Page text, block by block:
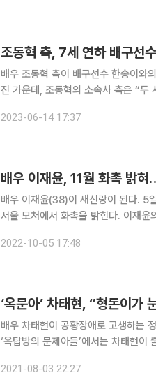
조동혁 측, 7세 연하 배구선
배우 조동혁 측이 배구선수 한송이와의 결별을 인정했다. 14일 조
진 가운데, 조동혁의 소속사 측은 “두 사람이 결
동혁과 한송이는 지난 2016년 방송
2023-06-14 17:37
배우 이재윤, 11월 화촉 밝
배우 이재윤(38)이 새신랑이 된다. 5일 이재윤이 결혼한다는 소식이 전해졌다. 이재윤은 오는 11월
서울 모처에서 화촉을 밝힌다. 이재윤의 예비신부는 비연예인으로 두 사람은 교제를 통해 쌓아온 사
시트콤 ‘논스톱5’으로 배우 활동을 시
2022-10-05 17:48
‘옥문아’ 차태현, “형돈이가
배우 차태현이 공황장애로 고생하는 정형돈에
‘옥탑방의 문제아들’에서는 차태현이 출연
며 “저는 불안파고 형님은 공황파다.
2021-08-03 22:27